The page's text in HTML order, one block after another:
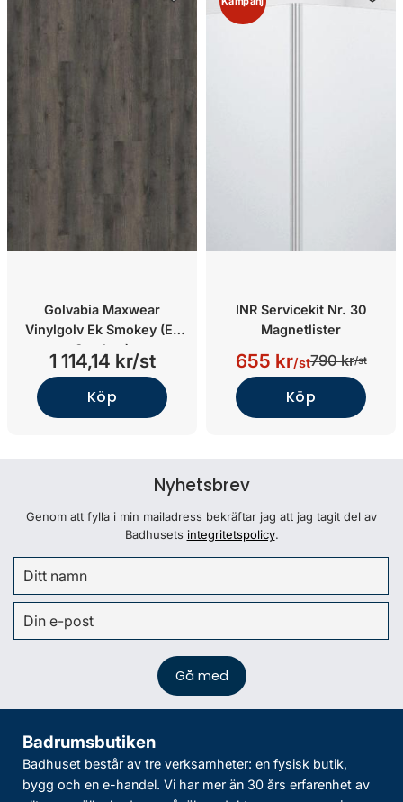
Golvabia Maxwear
Vinylgolv Ek Smokey (Ek
Smokey)
1 114,14 kr/st
Köp
INR Servicekit Nr. 30
Magnetlister
655 kr/st790 kr/st
Köp
Nyhetsbrev
Genom att fylla i min mailadress bekräftar jag att jag tagit del av
Badhusets integritetspolicy.
Badrumsbutiken
Badhuset består av tre verksamheter: en fysisk butik,
bygg och en e-handel. Vi har mer än 30 års erfarenhet av